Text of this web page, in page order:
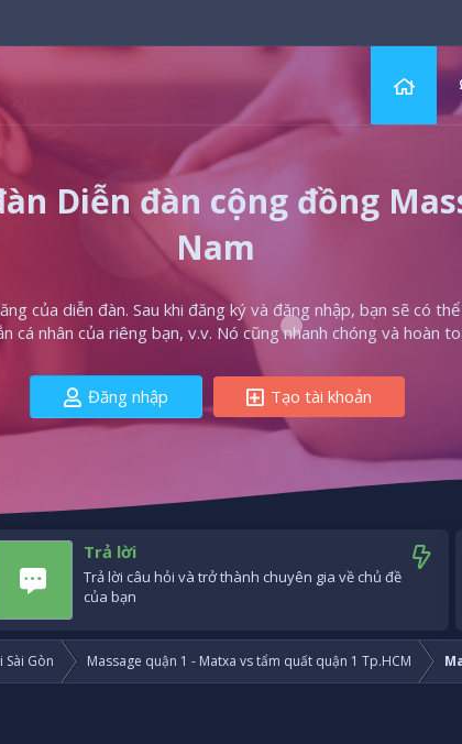
Diễn đàn cộng đồng
Nam
của diễn đàn. Sau khi đăng ký và đăng nhập, bạn sẽ có
cá nhân của riêng bạn, v.v. Nó cũng nhanh chóng và hoàn
Đăng nhập Tạo tài khoản
Trả lời
Trả lời câu hỏi và trở thành chuyên gia về chủ đề
của bạn
Sài Gòn Massage quận 1 - Matxa vs tẩm quất quận 1 Tp.HCM